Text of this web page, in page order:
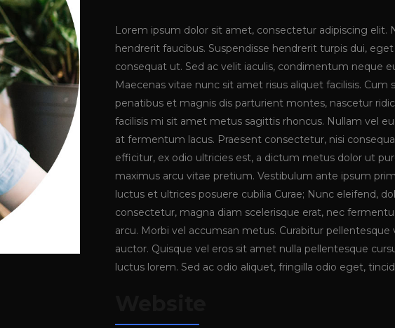
Lorem ipsum dolor sit amet, consectetur adipiscing elit.
hendrerit faucibus. Suspendisse hendrerit turpis dui,
consequat ut. Sed ac velit iaculis, condimentum neque
Maecenas vitae nunc sit amet risus aliquet facilisis. Cum
penatibus et magnis dis parturient montes, nascetur
facilisis mi sit amet metus sagittis rhoncus. Nullam vel
at fermentum lacus. Praesent consectetur, nisi
efficitur, ex odio ultricies est, a dictum metus dolor ut
maximus arcu vitae pretium. Vestibulum ante ipsum
luctus et ultrices posuere cubilia Curae; Nunc eleifend,
consectetur, magna diam scelerisque erat, nec
arcu. Morbi vel accumsan metus. Curabitur pellentesque
auctor. Quisque vel eros sit amet nulla pellentesque
luctus lorem. Sed ac odio aliquet, fringilla odio eget,